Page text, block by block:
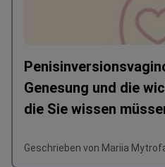
Genesung und die
die Sie wissen
Geschrieben von Mariia